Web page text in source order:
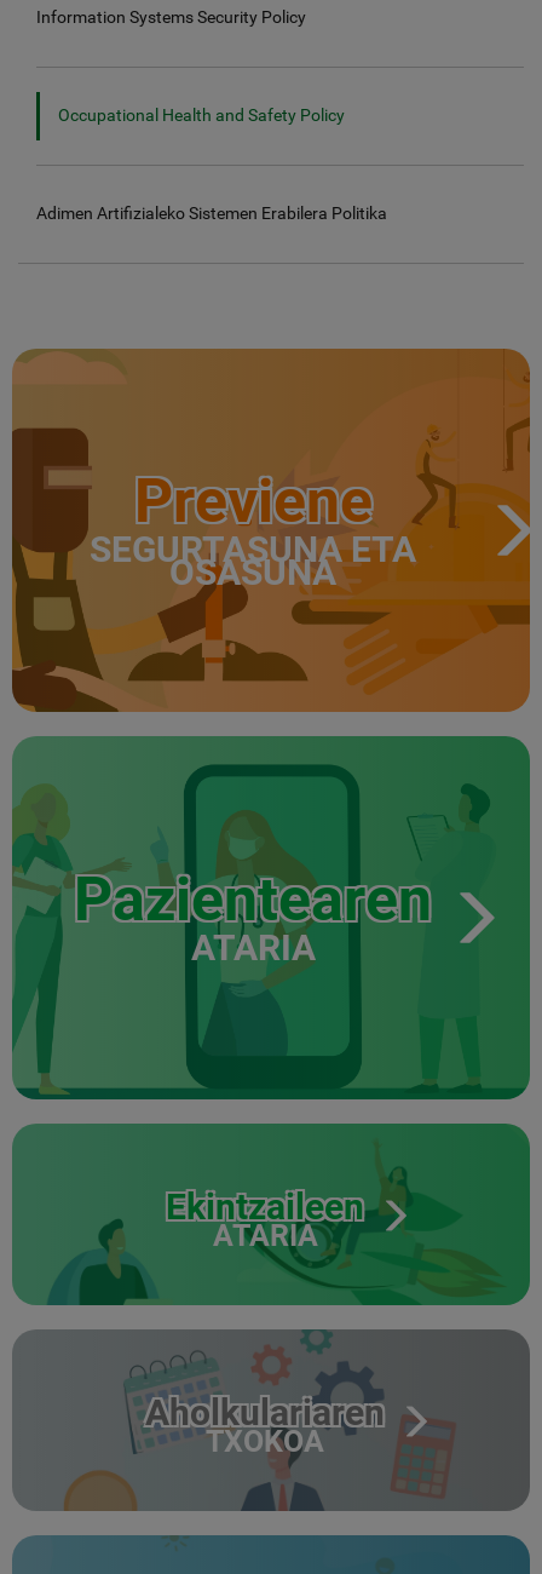
Information Systems Security Policy
Occupational Health and Safety Policy
Adimen Artifizialeko Sistemen Erabilera Politika
Previene
SEGURTASUNA ETA
OSASUNA
Pazientearen
ATARIA
Ekintzaileen
ATARIA
Aholkulariaren
TXOKOA